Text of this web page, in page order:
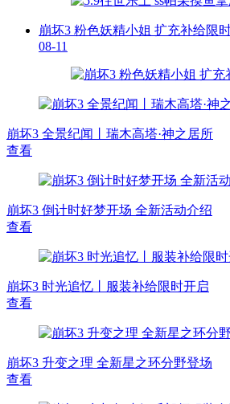
崩坏3 粉色妖精小姐 扩充补给限
08-11
崩坏3 全景纪闻丨瑞木高塔·神之居所
查看
崩坏3 倒计时好梦开场 全新活动介绍
查看
崩坏3 时光追忆丨服装补给限时开启
查看
崩坏3 升变之理 全新星之环分野登场
查看